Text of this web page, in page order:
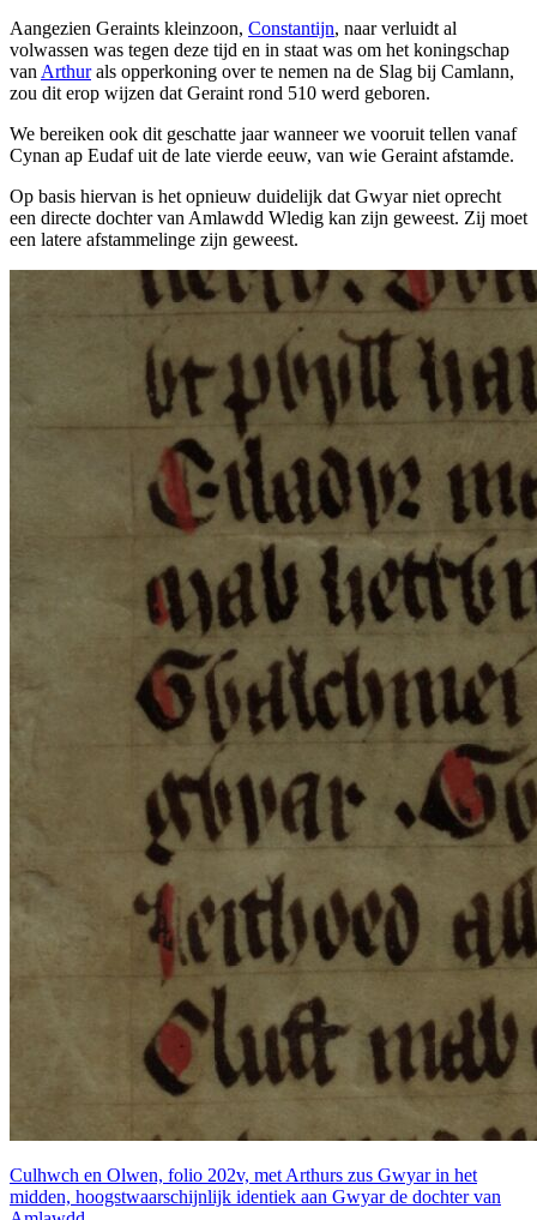
Aangezien Geraints kleinzoon, Constantijn, naar verluidt al
volwassen was tegen deze tijd en in staat was om het koningschap
van Arthurals opperkoning over te nemen na de Slag bij Camlann,
zou dit erop wijzen dat Geraint rond 510 werd geboren.
We bereiken ook dit geschatte jaar wanneer we vooruit tellen vanaf
Cynan ap Eudaf uit de late vierde eeuw, van wie Geraint afstamde.
Op basis hiervan is het opnieuw duidelijk dat Gwyar niet oprecht
een directe dochter van Amlawdd Wledig kan zijn geweest. Zij moet
een latere afstammelinge zijn geweest.
Culhwch en Olwen, folio 202v, met Arthurs zus Gwyar in het
midden, hoogstwaarschijnlijk identiek aan Gwyar de dochter van